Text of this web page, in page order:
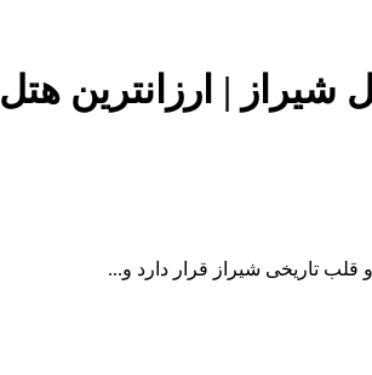
شیراز | ارزانترین هتل
تاریخی شیراز قرار دارد و...